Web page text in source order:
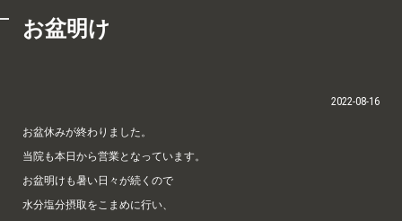
お盆明け
2022-08-16
お盆休みが終わりました。
当院も本日から営業となっています。
お盆明けも暑い日々が続くので
水分塩分摂取をこまめに行い、